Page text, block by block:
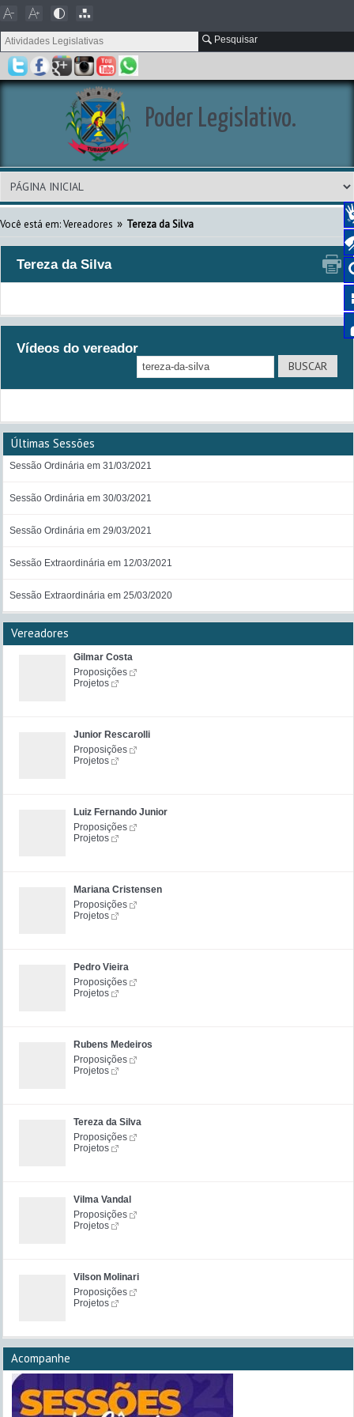
Pesquisar
Poder Legislativo.
Você está em: Vereadores » Tereza da Silva
Tereza da Silva
Vídeos do vereador
Últimas Sessões
Sessão Ordinária em 31/03/2021
Sessão Ordinária em 30/03/2021
Sessão Ordinária em 29/03/2021
Sessão Extraordinária em 12/03/2021
Sessão Extraordinária em 25/03/2020
Vereadores
Gilmar Costa
Proposições
Projetos
Junior Rescarolli
Proposições
Projetos
Luiz Fernando Junior
Proposições
Projetos
Mariana Cristensen
Proposições
Projetos
Pedro Vieira
Proposições
Projetos
Rubens Medeiros
Proposições
Projetos
Tereza da Silva
Proposições
Projetos
Vilma Vandal
Proposições
Projetos
Vilson Molinari
Proposições
Projetos
Acompanhe